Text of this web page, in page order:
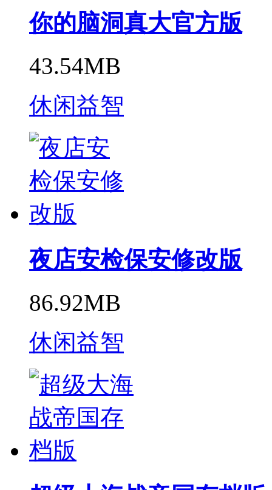
你的脑洞真大官方版
43.54MB
休闲益智
夜店安检保安修改版
86.92MB
休闲益智